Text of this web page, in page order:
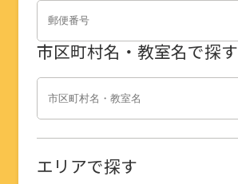
市区町村名・教室名で探す
エリアで探す